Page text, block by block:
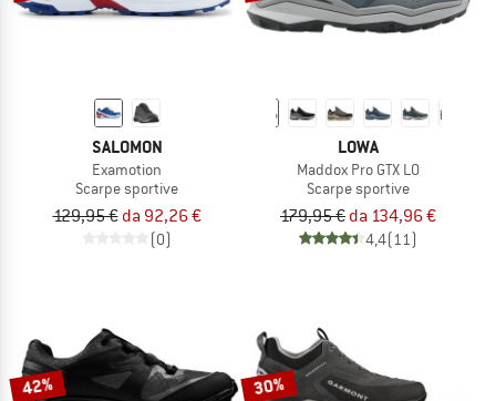
SALOMON
Examotion
Scarpe sportive
129,95 € da 92,26 €
(0)
LOWA
Maddox Pro GTX LO
Scarpe sportive
179,95 € da 134,96 €
4,4(11)
42% 30%